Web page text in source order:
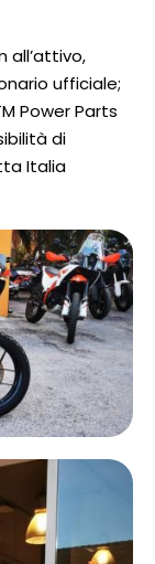
all’attivo,
ufficiale;
Power Parts
di
Italia